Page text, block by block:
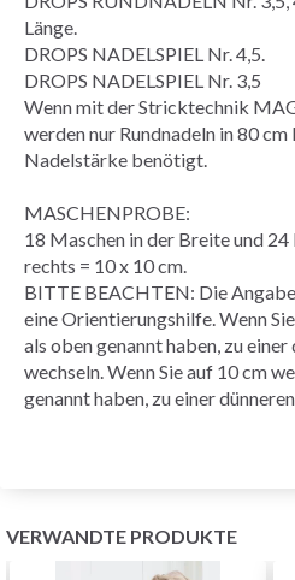
Länge.
DROPS NADELSPIEL Nr. 4,5.
DROPS NADELSPIEL Nr. 3,5
Wenn mit der Stricktechnik
werden nur Rundnadeln in 80
Nadelstärke benötigt.
MASCHENPROBE:
18 Maschen in der Breite und 24
rechts = 10 x 10 cm.
BITTE BEACHTEN: Die
eine Orientierungshilfe. Wenn
als oben genannt haben, zu
wechseln. Wenn Sie auf 10 cm
genannt haben, zu einer
VERWANDTE PRODUKTE